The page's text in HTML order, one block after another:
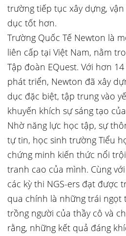
trường tiếp tục xây dựng,
dục tốt hơn.
Trường Quốc Tế Newton là
liên cấp tại Việt Nam, nằm
Tập đoàn EQuest. Với hơn
phát triển, Newton đã xây
dục đặc biệt, tập trung vào
khuyến khích sự sáng tạo
Nhờ năng lực học tập, sự
tự tin, học sinh trường Tiểu
chứng minh kiến thức nổi
tranh cao của mình. Cùng
các kỳ thi NGS-ers đạt được
qua chính là những trái ngọt
trồng người của thầy cô và
rằng, những kết quả đáng